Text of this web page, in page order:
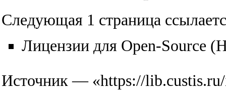
Следующая 1 страница
Лицензии для Open-Source
Источник — «https://